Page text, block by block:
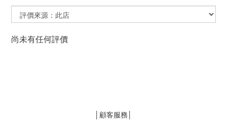
尚未有任何評價
│顧客服務│